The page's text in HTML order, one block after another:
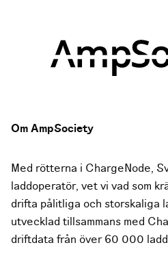
Om AmpSociety
Med rötterna i ChargeNode,
laddoperatör, vet vi vad som
drifta pålitliga och storskaliga
utvecklad tillsammans med
driftdata från över 60 000